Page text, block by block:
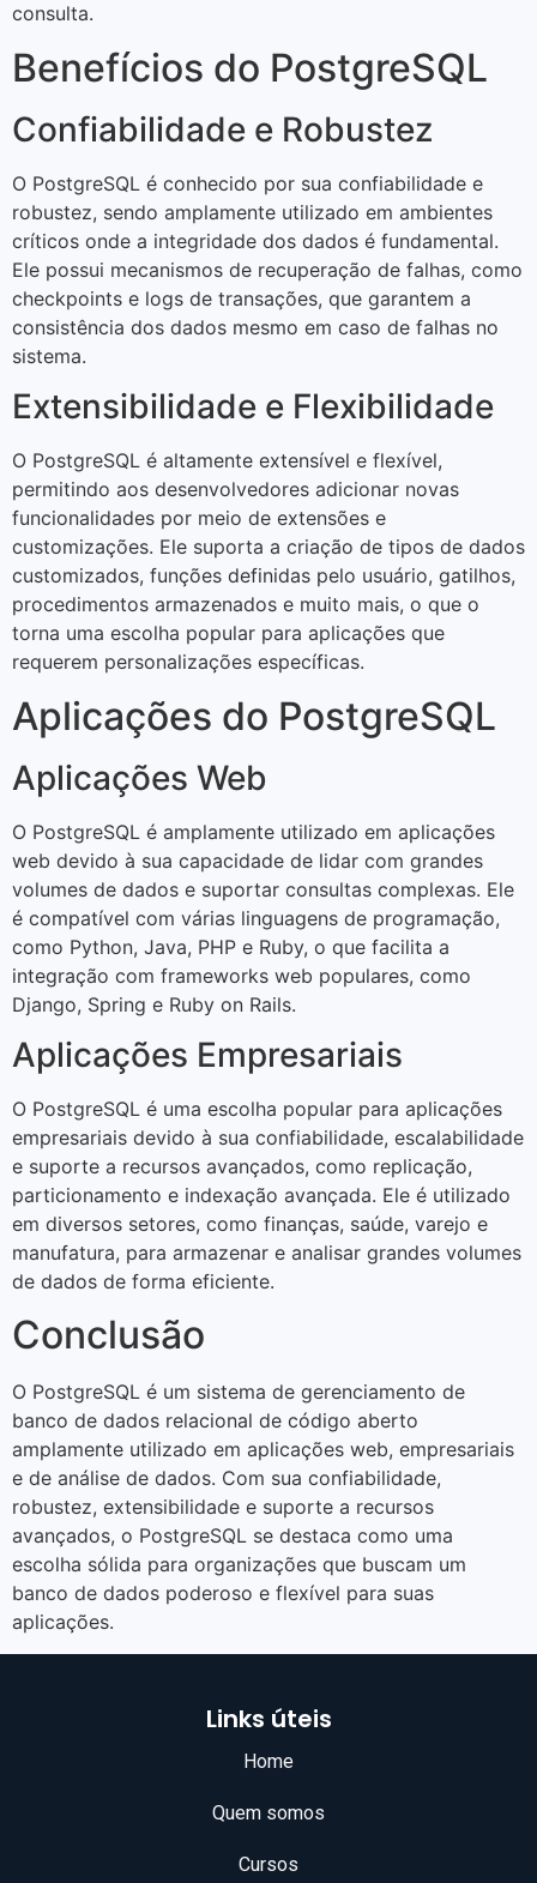
consulta.
Benefícios do PostgreSQL
Confiabilidade e Robustez
O PostgreSQL é conhecido por sua confiabilidade e
robustez, sendo amplamente utilizado em ambientes
críticos onde a integridade dos dados é fundamental.
Ele possui mecanismos de recuperação de falhas, como
checkpoints e logs de transações, que garantem a
consistência dos dados mesmo em caso de falhas no
sistema.
Extensibilidade e Flexibilidade
O PostgreSQL é altamente extensível e flexível,
permitindo aos desenvolvedores adicionar novas
funcionalidades por meio de extensões e
customizações. Ele suporta a criação de tipos de dados
customizados, funções definidas pelo usuário, gatilhos,
procedimentos armazenados e muito mais, o que o
torna uma escolha popular para aplicações que
requerem personalizações específicas.
Aplicações do PostgreSQL
Aplicações Web
O PostgreSQL é amplamente utilizado em aplicações
web devido à sua capacidade de lidar com grandes
volumes de dados e suportar consultas complexas. Ele
é compatível com várias linguagens de programação,
como Python, Java, PHP e Ruby, o que facilita a
integração com frameworks web populares, como
Django, Spring e Ruby on Rails.
Aplicações Empresariais
O PostgreSQL é uma escolha popular para aplicações
empresariais devido à sua confiabilidade, escalabilidade
e suporte a recursos avançados, como replicação,
particionamento e indexação avançada. Ele é utilizado
em diversos setores, como finanças, saúde, varejo e
manufatura, para armazenar e analisar grandes volumes
de dados de forma eficiente.
Conclusão
O PostgreSQL é um sistema de gerenciamento de
banco de dados relacional de código aberto
amplamente utilizado em aplicações web, empresariais
e de análise de dados. Com sua confiabilidade,
robustez, extensibilidade e suporte a recursos
avançados, o PostgreSQL se destaca como uma
escolha sólida para organizações que buscam um
banco de dados poderoso e flexível para suas
aplicações.
Links úteis
Home
Quem somos
Cursos